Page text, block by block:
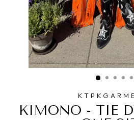
KIMONO - TIE